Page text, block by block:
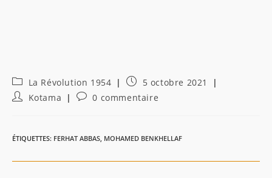
Post
category:
La Révolution 1954
Publication
publiée :
5 octobre 2021
Auteur/autrice
Kotama
Commentaires
0 commentaire
ÉTIQUETTES: FERHAT ABBAS, MOHAMED BENKHELLAF